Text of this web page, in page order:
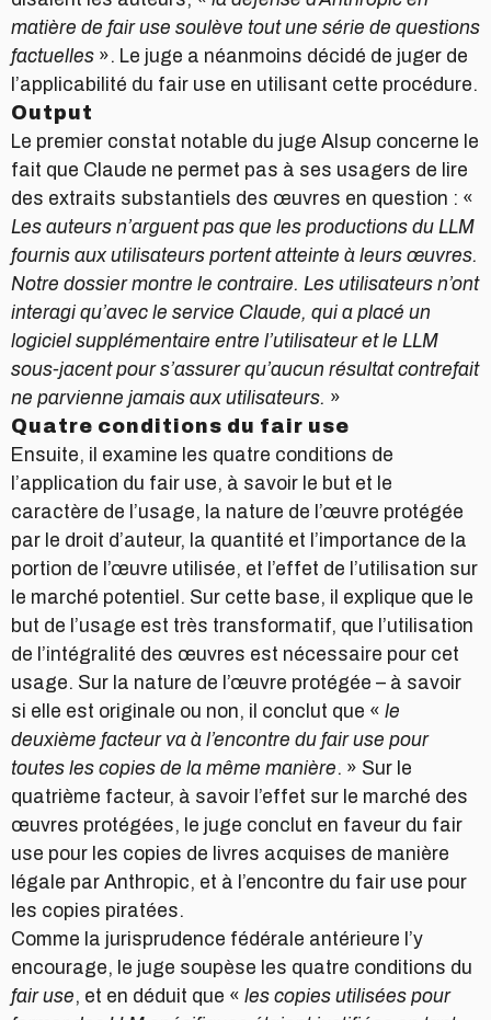
matière de fair use soulève tout une série de questions
factuelles ». Le juge a néanmoins décidé de juger de
l’applicabilité du fair use en utilisant cette procédure.
Output
Le premier constat notable du juge Alsup concerne le
fait que Claude ne permet pas à ses usagers de lire
des extraits substantiels des œuvres en question : «
Les auteurs n’arguent pas que les productions du LLM
fournis aux utilisateurs portent atteinte à leurs œuvres.
Notre dossier montre le contraire. Les utilisateurs n’ont
interagi qu’avec le service Claude, qui a placé un
logiciel supplémentaire entre l’utilisateur et le LLM
sous-jacent pour s’assurer qu’aucun résultat contrefait
ne parvienne jamais aux utilisateurs. »
Quatre conditions du fair use
Ensuite, il examine les quatre conditions de
l’application du fair use, à savoir le but et le
caractère de l’usage, la nature de l’œuvre protégée
par le droit d’auteur, la quantité et l’importance de la
portion de l’œuvre utilisée, et l’effet de l’utilisation sur
le marché potentiel. Sur cette base, il explique que le
but de l’usage est très transformatif, que l’utilisation
de l’intégralité des œuvres est nécessaire pour cet
usage. Sur la nature de l’œuvre protégée – à savoir
si elle est originale ou non, il conclut que « le
deuxième facteur va à l’encontre du fair use pour
toutes les copies de la même manière. » Sur le
quatrième facteur, à savoir l’effet sur le marché des
œuvres protégées, le juge conclut en faveur du fair
use pour les copies de livres acquises de manière
légale par Anthropic, et à l’encontre du fair use pour
les copies piratées.
Comme la jurisprudence fédérale antérieure l’y
encourage, le juge soupèse les quatre conditions du
fair use, et en déduit que « les copies utilisées pour